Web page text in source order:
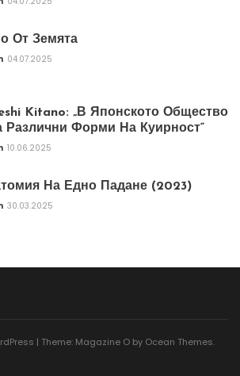
От Земята
04.07.2025
Kitano: „В Японското Общество
Различни Форми На Куирност“
10.06.2025
На Едно Падане (2023)
30.03.2025
| Theme: Magazine O by Ocean Themes.